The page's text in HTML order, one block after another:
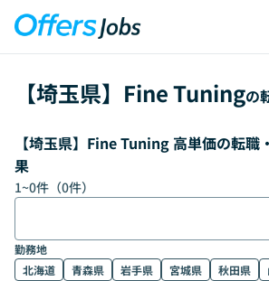
【埼玉県】 Fine Tuningの
【埼玉県】Fine Tuning 高単価の転職
果
1~0件（0件）
勤務地
北海道
青森県 岩手県 宮城県 秋田県